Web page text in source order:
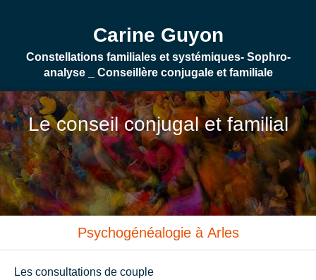
Carine Guyon
Constellations familiales et systémiques- Sophro-
analyse _ Conseillère conjugale et familiale
Le conseil conjugal et familial
Psychogénéalogie à Arles
Les consultations de couple